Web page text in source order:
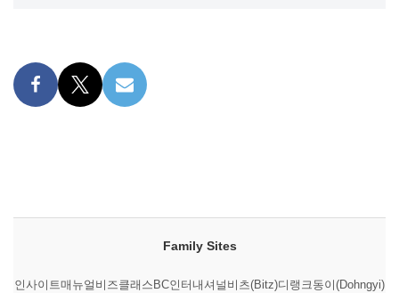
Family Sites
인사이트매뉴얼 비즈클래스 BC인터내셔널 비츠(Bitz)디랭크동이(Dohngyi)